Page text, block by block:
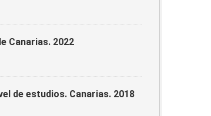
Canarias. 2022
de estudios. Canarias. 2018